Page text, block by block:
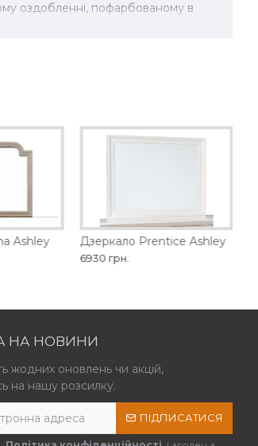
оздобленні, пофарбованому в
зі вставкою з тафтингової
Ashley Дзеркало Prentice Ashley
6930 грн.
НА НОВИНИ
жодних оновлень чи акцій,
на нашу розсилку.
ПІДПИСАТИСЯ